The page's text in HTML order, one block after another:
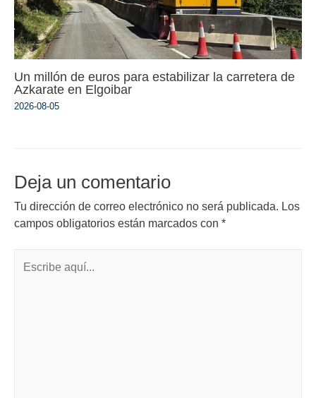
Un millón de euros para estabilizar la carretera de
Azkarate en Elgoibar
2026-08-05
Deja un comentario
Tu dirección de correo electrónico no será publicada. Los
campos obligatorios están marcados con *